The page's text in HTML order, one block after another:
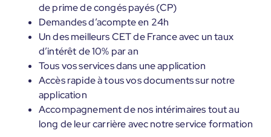
de prime de congés payés (CP)
Demandes d’acompte en 24h
Un des meilleurs CET de France avec un taux
d’intérêt de 10% par an
Tous vos services dans une application
Accès rapide à tous vos documents sur notre
application
Accompagnement de nos intérimaires tout au
long de leur carrière avec notre service formation